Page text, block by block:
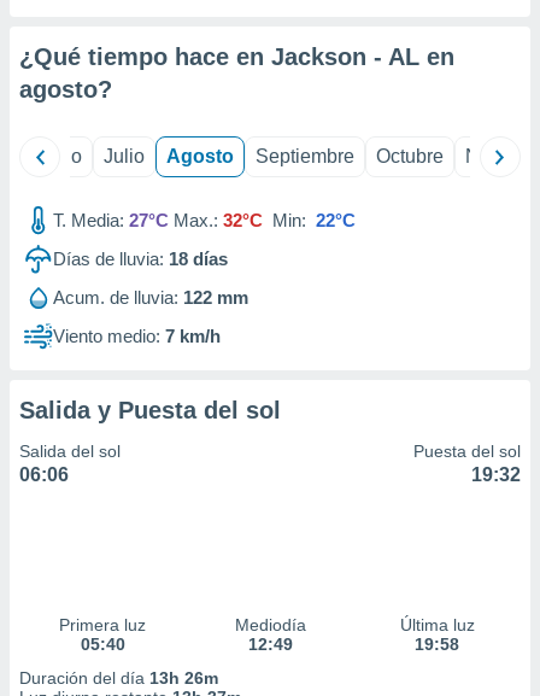
e
de
¿Qué tiempo hace en Jackson - AL en
agosto?
Junio Julio Agosto Septiembre Octubre
T. Media: 27°C Max.: 32°C Min: 22°C
Días de lluvia: 18 días
Acum. de lluvia: 122 mm
Viento medio: 7 km/h
Salida y Puesta del sol
Salida del sol
06:06
Puesta del sol
19:32
Primera luz
05:40
Mediodía
12:49
Última luz
19:58
Duración del día 13h 26m